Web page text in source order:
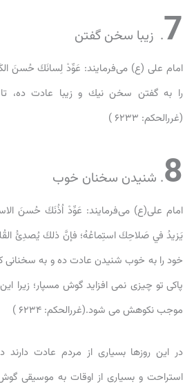
7. زیبا سخن گفتن
امام على (ع) می‌فرمایند: عَوِّدْ لِسانَكَ حُسنَ
را به گفتن سخن نيك و زيبا عادت ده،
(غررالحكم: ۶۲۳۳ )
8. شنیدن سخنان خوب
امام على(ع) می‌فرمایند: عَوِّدْ اُذُنَكَ حُسنَ
يَزيدُ في صَلاحِكَ استِماعُهُ؛ فإنَّ ذلكَ يُصدِئُ
خود را به خوب شنيدن عادت ده و به سخنانى
پاكى تو چيزى نمى افزايد گوش مسپار؛ زيرا اين
موجب نكوهش مى شود.(غررالحكم: ۶۲۳۴ )
استراحت و بسیاری از اوقات به موسیقی
موسیقی‌ها حس ناامیدی و یاس را در